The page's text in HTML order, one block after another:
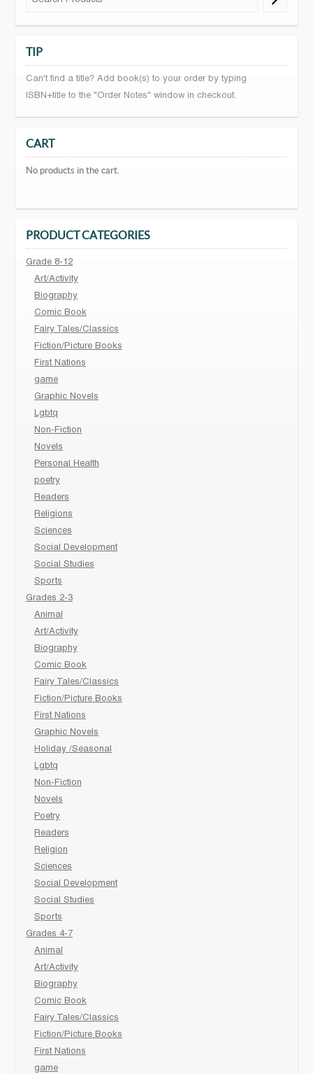
TIP
Can't find a title? Add book(s) to your order by typing
ISBN+title to the "Order Notes" window in checkout.
CART
No products in the cart.
PRODUCT CATEGORIES
Grade 8-12
Art/Activity
Biography
Comic Book
Fairy Tales/Classics
Fiction/Picture Books
First Nations
game
Graphic Novels
Lgbtq
Non-Fiction
Novels
Personal Health
poetry
Readers
Religions
Sciences
Social Development
Social Studies
Sports
Grades 2-3
Animal
Art/Activity
Biography
Comic Book
Fairy Tales/Classics
Fiction/Picture Books
First Nations
Graphic Novels
Holiday /Seasonal
Lgbtq
Non-Fiction
Novels
Poetry
Readers
Religion
Sciences
Social Development
Social Studies
Sports
Grades 4-7
Animal
Art/Activity
Biography
Comic Book
Fairy Tales/Classics
Fiction/Picture Books
First Nations
game